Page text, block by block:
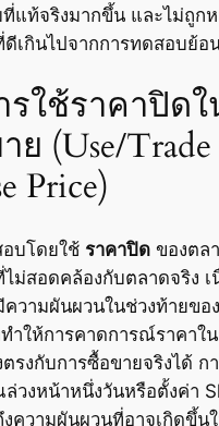
แท้จริงมากขึ้น และไม่ถูก
เกินไปจากการทดสอบย้อ
รใช้ราคาปิด
ย (Use/Trade
Price)
บโดยใช้ ราคาปิดของตล
ม่สอดคล้องกับตลาดจริง เ
วามผันผวนในช่วงท้ายขอ
ำให้การคาดการณ์ราคาใ
รงกับการซื้อขายจริงได้ ก
วงหน้าหนึ่งวันหรือตั้งค่า
ความผันผวนที่อาจเกิดขึ้น